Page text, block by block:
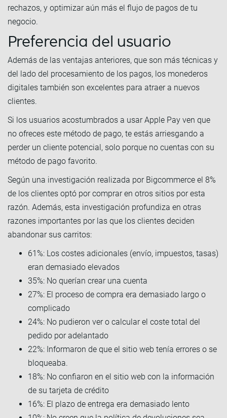
rechazos, y optimizar aún más el flujo de pagos de tu
negocio.
Preferencia del usuario
Además de las ventajas anteriores, que son más técnicas y
del lado del procesamiento de los pagos, los monederos
digitales también son excelentes para atraer a nuevos
clientes.
Si los usuarios acostumbrados a usar Apple Pay ven que
no ofreces este método de pago, te estás arriesgando a
perder un cliente potencial, solo porque no cuentas con su
método de pago favorito.
Según una investigación realizada por Bigcommerce el 8%
de los clientes optó por comprar en otros sitios por esta
razón. Además, esta investigación profundiza en otras
razones importantes por las que los clientes deciden
abandonar sus carritos:
61%: Los costes adicionales (envío, impuestos, tasas)
eran demasiado elevados
35%: No querían crear una cuenta
27%: El proceso de compra era demasiado largo o
complicado
24%: No pudieron ver o calcular el coste total del
pedido por adelantado
22%: Informaron de que el sitio web tenía errores o se
bloqueaba.
18%: No confiaron en el sitio web con la información
de su tarjeta de crédito
16%: El plazo de entrega era demasiado lento